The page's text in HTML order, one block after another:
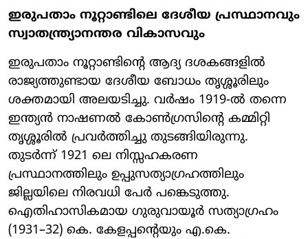
ഇരുപതാം നൂറ്റാണ്ടിലെ ദേശീയ പ്രസ്ഥാനവും
സ്വാതന്ത്ര്യാനന്തര വികാസവും
ഇരുപതാം നൂറ്റാണ്ടിന്റെ ആദ്യ ദശകങ്ങളിൽ
രാജ്യത്തുണ്ടായ ദേശീയ ബോധം തൃശ്ശൂരിലും
ശക്തമായി അലയടിച്ചു. വർഷം 1919-ൽ തന്നെ
ഇന്ത്യൻ നാഷണൽ കോൺഗ്രസിന്റെ കമ്മിറ്റി
തൃശ്ശൂരിൽ പ്രവർത്തിച്ചു തുടങ്ങിയിരുന്നു.
തുടർന്ന് 1921 ലെ നിസ്സഹകരണ
പ്രസ്ഥാനത്തിലും ഉപ്പുസത്യാഗ്രഹത്തിലും
ജില്ലയിലെ നിരവധി പേർ പങ്കെടുത്തു.
ഐതിഹാസികമായ ഗുരുവായൂർ സത്യാഗ്രഹം
(1931–32) കെ. കേളപ്പന്റെയും എ.കെ.